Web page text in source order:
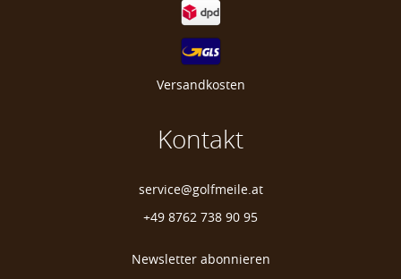
Versandkosten
Kontakt
service@golfmeile.at
+49 8762 738 90 95
Newsletter abonnieren